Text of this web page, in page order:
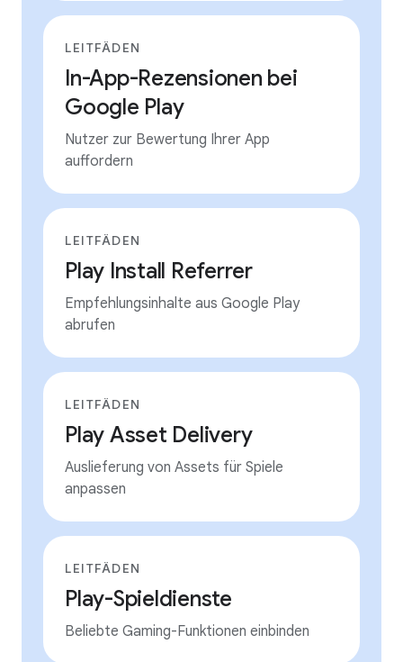
LEITFÄDEN
In-App-Rezensionen bei
Google Play
Nutzer zur Bewertung Ihrer App
auffordern
LEITFÄDEN
Play Install Referrer
Empfehlungsinhalte aus Google Play
abrufen
LEITFÄDEN
Play Asset Delivery
Auslieferung von Assets für Spiele
anpassen
LEITFÄDEN
Play-Spieldienste
Beliebte Gaming-Funktionen einbinden